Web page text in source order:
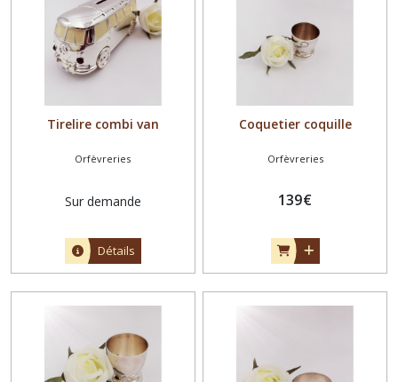
Tirelire combi van
Orfèvreries
Sur demande
Détails
Coquetier coquille
Orfèvreries
139€